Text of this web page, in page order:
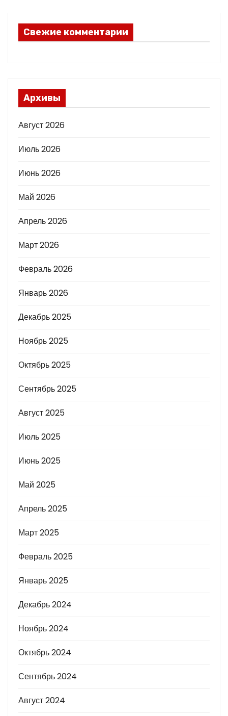
Свежие комментарии
Архивы
Август 2026
Июль 2026
Июнь 2026
Май 2026
Апрель 2026
Март 2026
Февраль 2026
Январь 2026
Декабрь 2025
Ноябрь 2025
Октябрь 2025
Сентябрь 2025
Август 2025
Июль 2025
Июнь 2025
Май 2025
Апрель 2025
Март 2025
Февраль 2025
Январь 2025
Декабрь 2024
Ноябрь 2024
Октябрь 2024
Сентябрь 2024
Август 2024